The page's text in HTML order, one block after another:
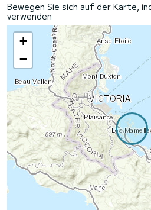
Bewegen Sie sich auf der Karte,
verwenden
+
−